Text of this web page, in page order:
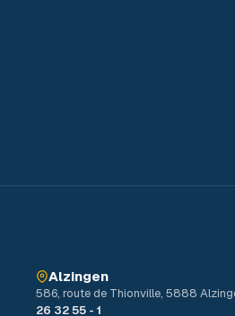
Alzingen
586, route de Thionville, 5888
26 32 55 - 1